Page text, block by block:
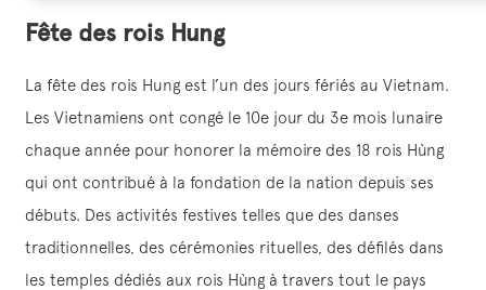
Fête des rois Hung
La fête des rois Hung est l’un des jours fériés au Vietnam.
Les Vietnamiens ont congé le 10e jour du 3e mois lunaire
chaque année pour honorer la mémoire des 18 rois Hùng
qui ont contribué à la fondation de la nation depuis ses
débuts. Des activités festives telles que des danses
traditionnelles, des cérémonies rituelles, des défilés dans
les temples dédiés aux rois Hùng à travers tout le pays